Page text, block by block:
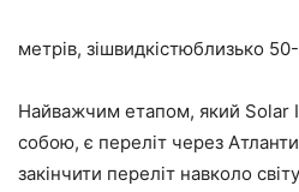
метрів, зішвидкістюблизько
Найважчим етапом, який
собою, є переліт через
закінчити переліт навколо